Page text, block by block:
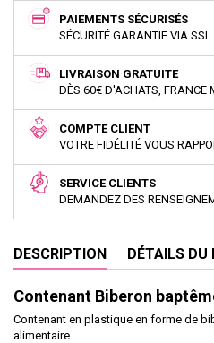
PAIEMENTS SÉCURISÉS
SÉCURITÉ GARANTIE VIA SSL
LIVRAISON GRATUITE
DÈS 60€ D'ACHATS, FRANCE
COMPTE CLIENT
VOTRE FIDÉLITÉ VOUS
SERVICE CLIENTS
DEMANDEZ DES
DESCRIPTION DÉTAILS DU
Contenant Biberon
Contenant en plastique en forme de
alimentaire.